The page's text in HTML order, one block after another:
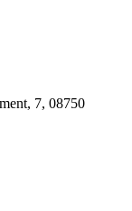
7, 08750